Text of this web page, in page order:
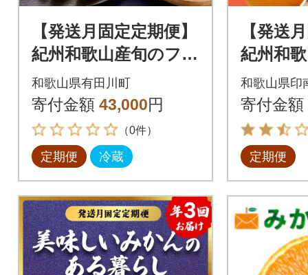
【発送月固定定期便】
紀州和歌山産旬のフル
ーツセットA(巨峰・
梨・みかん)全3回
和歌山県有田川町
寄付金額 43,000円
（0件）
定期便 冷蔵
【発送
紀州和
ーツセ
ん・は
全3回
和歌山県印
寄付金額
定期便